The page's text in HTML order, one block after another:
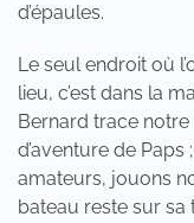
d’épaules.
Le seul endroit où
lieu, c’est dans la
Bernard trace
d’aventure de
amateurs, jouons
bateau reste sur sa